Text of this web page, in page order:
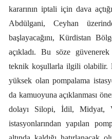
kararının iptali için dava
Abdülgani, Ceyhan
başlayacağını, Kürdistan
açıkladı. Bu söze
teknik koşullarla ilgili olabilir.
yüksek olan pompalama
da kamuoyuna açıklanması
dolayı Silopi, İdil, Midyat,
istasyonlarından yapılan